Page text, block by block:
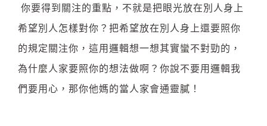
你要得到關注的重點，不就是把眼光放在別人身上
希望別人怎樣對你？把希望放在別人身上還要照你
的規定關注你，這用邏輯想一想其實蠻不對勁的，
為什麼人家要照你的想法做啊？你說不要用邏輯我
們要用心，那你他媽的當人家會通靈膩！